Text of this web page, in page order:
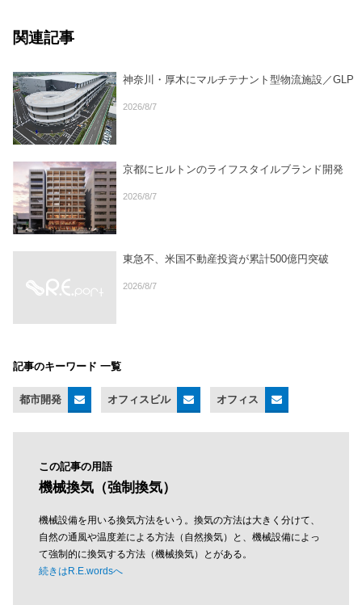
関連記事
神奈川・厚木にマルチテナント型物流施設／GLP
2026/8/7
京都にヒルトンのライフスタイルブランド開発
2026/8/7
東急不、米国不動産投資が累計500億円突破
2026/8/7
記事のキーワード 一覧
都市開発 オフィスビル オフィス
この記事の用語
機械換気（強制換気）
機械設備を用いる換気方法をいう。換気の方法は大きく分けて、
自然の通風や温度差による方法（自然換気）と、機械設備によっ
て強制的に換気する方法（機械換気）とがある。
続きはR.E.wordsへ